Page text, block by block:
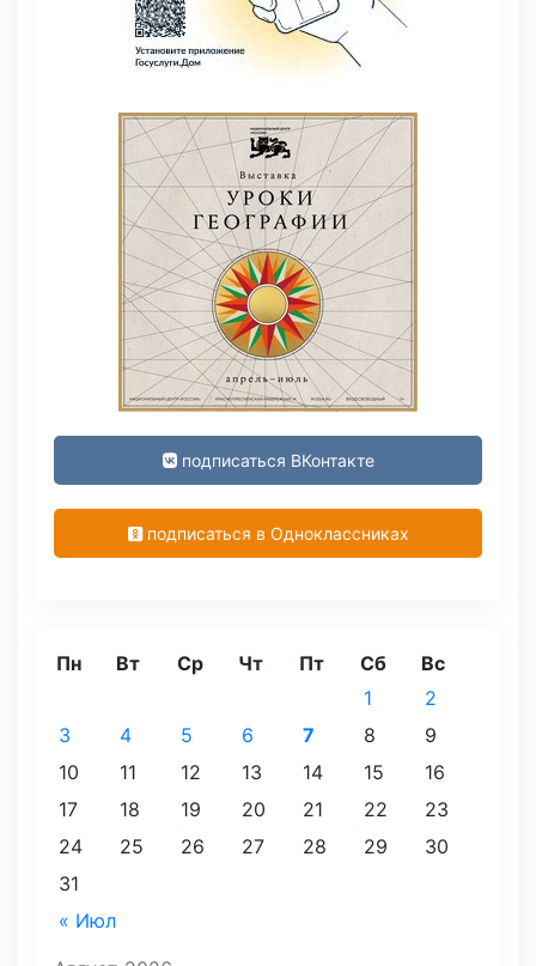
подписаться ВКонтакте
подписаться в Одноклассниках
Пн Вт Ср Чт Пт Сб Вс
« Июл
1
2
3
4 5 6 7 8
9
10
11 12 13 14 15
16
17
18 19 20 21 22
23
24
25 26 27 28 29
30
31